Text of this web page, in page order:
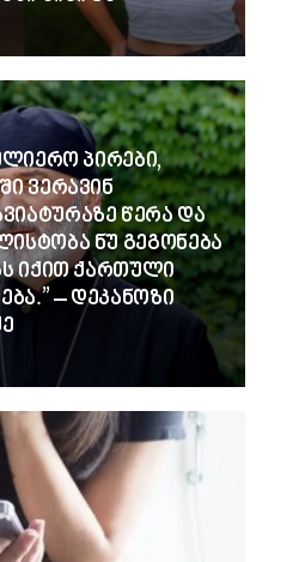
პირები,
ვერავინ
წერა და
ნუ გეგონება
იქით ქართული
– დეკანოზი